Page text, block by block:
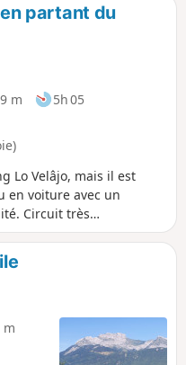
partant du
m
5h 05
Lo Velâjo, mais il est
en voiture avec un
Circuit très
sur la demi-journée ou
pour pique-niquer) avec
La majeure partie
vous serez à l'abri du
m